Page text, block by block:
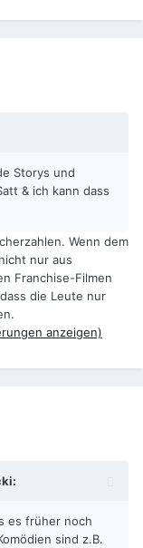
Storys und
& ich kann dass
Wenn dem
nur aus
Franchise-Filmen
die Leute nur
anzeigen)
:
es früher noch
sind z.B.